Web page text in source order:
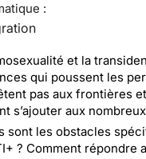
:
et la
qui poussent les
pas aux frontières
s’ajouter aux
sont les obstacles
? Comment